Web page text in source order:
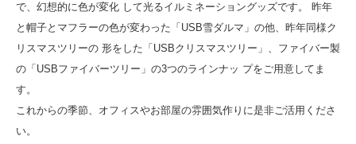
で、幻想的に色が変化 して光るイルミネーショングッズです。 昨年
と帽子とマフラーの色が変わった「USB雪ダルマ」の他、昨年同様ク
リスマスツリーの 形をした「USBクリスマスツリー」、ファイバー製
の「USBファイバーツリー」の3つのラインナッ プをご用意してま
す。
これからの季節、オフィスやお部屋の雰囲気作りに是非ご活用くださ
い。